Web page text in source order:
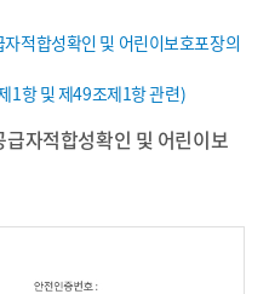
적합성확인 및 어린이보호포장의
1항 및 제49조제1항 관련)
자적합성확인 및 어린이보